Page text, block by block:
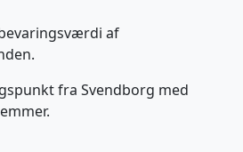
af
fra Svendborg med